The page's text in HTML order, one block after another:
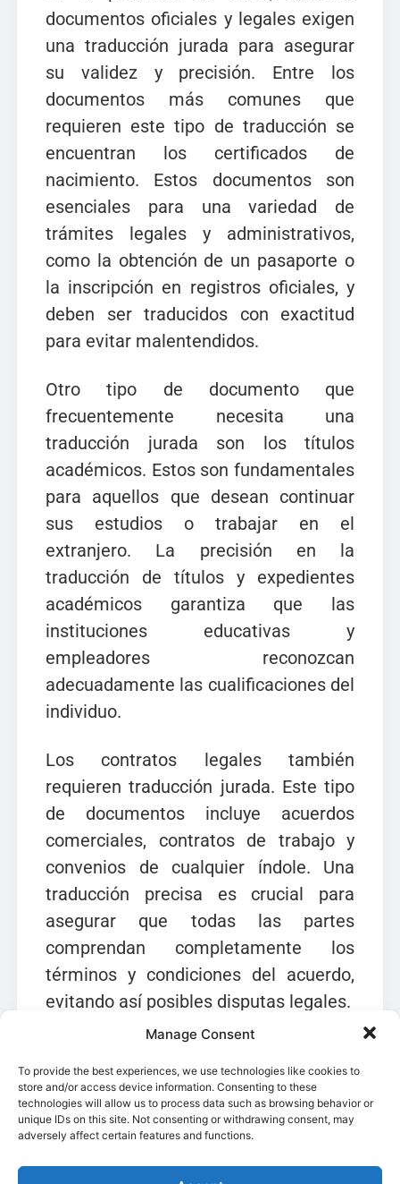
Manage Consent
To provide the best experiences, we use technologies like cookies to
store and/or access device information. Consenting to these
technologies will allow us to process data such as browsing behavior or
unique IDs on this site. Not consenting or withdrawing consent, may
adversely affect certain features and functions.
documentos oficiales y legales exigen
una traducción jurada para asegurar
su validez y precisión. Entre los
documentos más comunes que
requieren este tipo de traducción se
encuentran los certificados de
nacimiento. Estos documentos son
esenciales para una variedad de
trámites legales y administrativos,
como la obtención de un pasaporte o
la inscripción en registros oficiales, y
deben ser traducidos con exactitud
para evitar malentendidos.
Otro tipo de documento que
frecuentemente necesita una
traducción jurada son los títulos
académicos. Estos son fundamentales
para aquellos que desean continuar
sus estudios o trabajar en el
extranjero. La precisión en la
traducción de títulos y expedientes
académicos garantiza que las
instituciones educativas y
empleadores reconozcan
adecuadamente las cualificaciones del
individuo.
Los contratos legales también
requieren traducción jurada. Este tipo
de documentos incluye acuerdos
comerciales, contratos de trabajo y
convenios de cualquier índole. Una
traducción precisa es crucial para
asegurar que todas las partes
comprendan completamente los
términos y condiciones del acuerdo,
evitando así posibles disputas legales.
Documentos notariales, como
poderes, testamentos y actas, también
deben ser traducidos por un traductor
jurado. La autenticidad y precisión en